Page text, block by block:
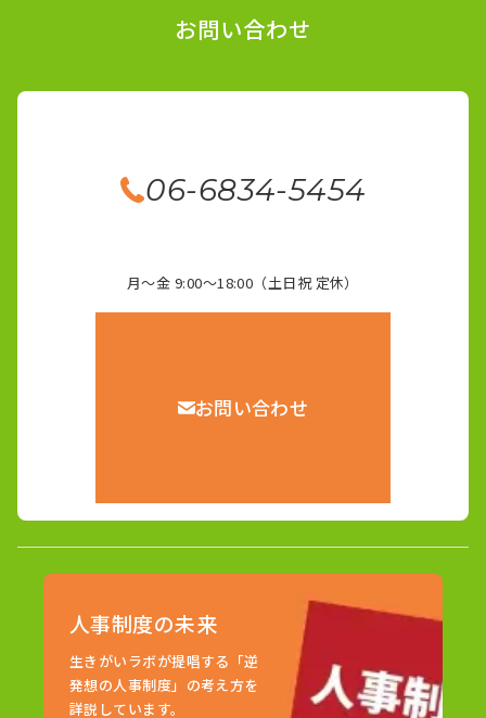
お問い合わせ
06-6834-5454
月～金 9:00～18:00（土日祝 定休）
お問い合わせ
人事制度の未来
生きがいラボが提唱する「逆
発想の人事制度」の考え方を
詳説しています。